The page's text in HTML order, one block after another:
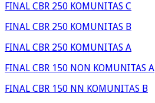
FINAL CBR 250 KOMUNITAS C
FINAL CBR 250 KOMUNITAS B
FINAL CBR 250 KOMUNITAS A
FINAL CBR 150 NON KOMUNITAS A
FINAL CBR 150 NN KOMUNITAS B